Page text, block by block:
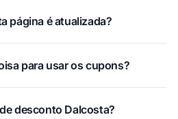
página é atualizada?
para usar os cupons?
desconto Dalcosta?